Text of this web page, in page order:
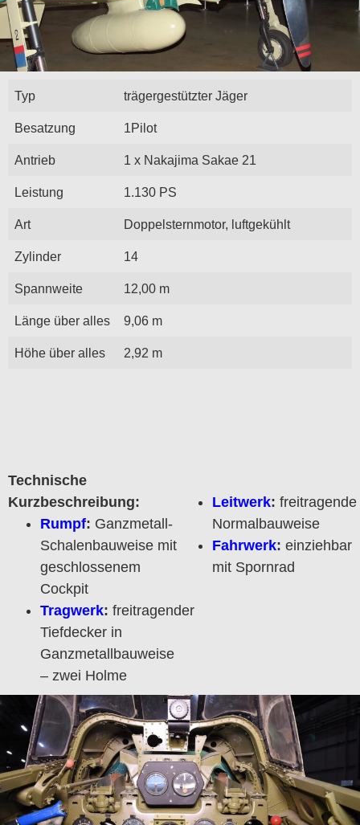
Typ trägergestützter Jäger
Besatzung 1Pilot
Antrieb 1 x Nakajima Sakae 21
Leistung 1.130 PS
Art Doppelsternmotor, luftgekühlt
Zylinder 14
Spannweite 12,00 m
Länge über alles 9,06 m
Höhe über alles 2,92 m
Technische
Kurzbeschreibung:
Rumpf: Ganzmetall-
Schalenbauweise mit
geschlossenem
Cockpit
Tragwerk: freitragender
Tiefdecker in
Ganzmetallbauweise
– zwei Holme
Leitwerk: freitragende
Normalbauweise
Fahrwerk: einziehbar
mit Spornrad